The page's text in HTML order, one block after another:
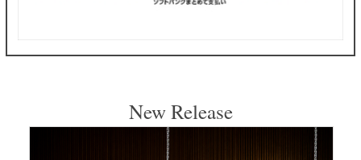
New Release